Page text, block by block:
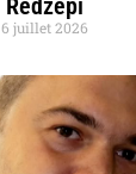
6 juillet 2026